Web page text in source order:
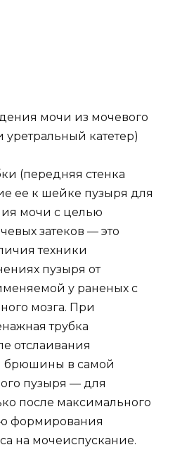
мочи из мочевого
уретральный катетер)
(передняя стенка
ее к шейке пузыря для
мочи с целью
затеков — это
техники
пузыря от
у раненых с
мозга. При
трубка
отслаивания
брюшины в самой
пузыря — для
после максимального
формирования
на мочеиспускание.